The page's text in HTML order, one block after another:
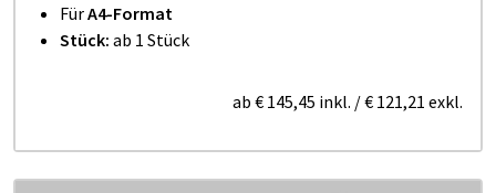
FürA4-Format
Stück: ab 1 Stück
ab € 145,45 inkl. /€ 121,21 exkl.